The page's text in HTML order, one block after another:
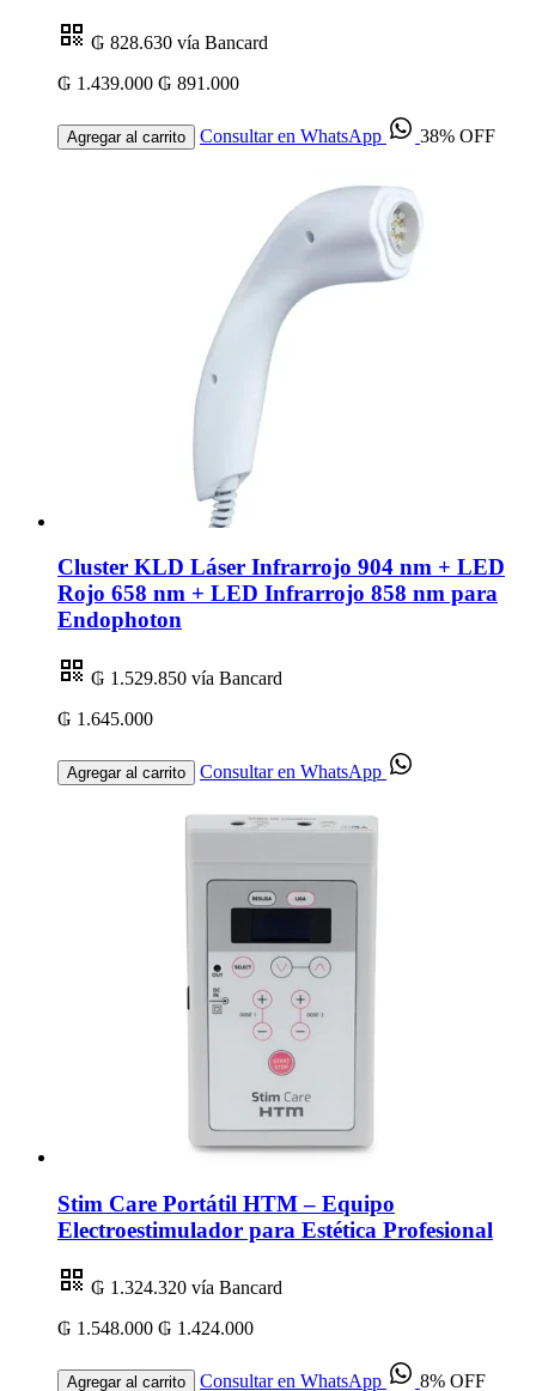
₲ 828.630 vía Bancard
₲ 1.439.000 ₲ 891.000
Agregar al carrito Consultar en WhatsApp 38% OFF
Cluster KLD Láser Infrarrojo 904 nm + LED
Rojo 658 nm + LED Infrarrojo 858 nm para
Endophoton
₲ 1.529.850 vía Bancard
₲ 1.645.000
Agregar al carrito Consultar en WhatsApp
Stim Care Portátil HTM – Equipo
Electroestimulador para Estética Profesional
₲ 1.324.320 vía Bancard
₲ 1.548.000 ₲ 1.424.000
Agregar al carrito Consultar en WhatsApp 8% OFF